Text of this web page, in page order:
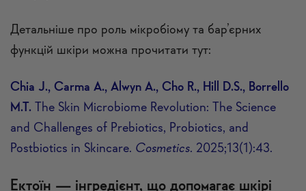
Детальніше про роль мікробіому та бар’єрних
функцій шкіри можна прочитати тут:
Chia J., Carma A., Alwyn A., Cho R., Hill D.S., Borrello
M.T. The Skin Microbiome Revolution: The Science
and Challenges of Prebiotics, Probiotics, and
Postbiotics in Skincare. Cosmetics. 2025;13(1):43.
Ектоїн — інгредієнт, що допомагає шкірі